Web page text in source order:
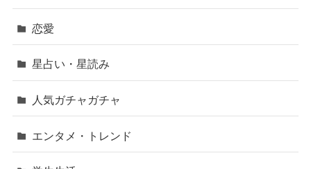
恋愛
星占い・星読み
人気ガチャガチャ
エンタメ・トレンド